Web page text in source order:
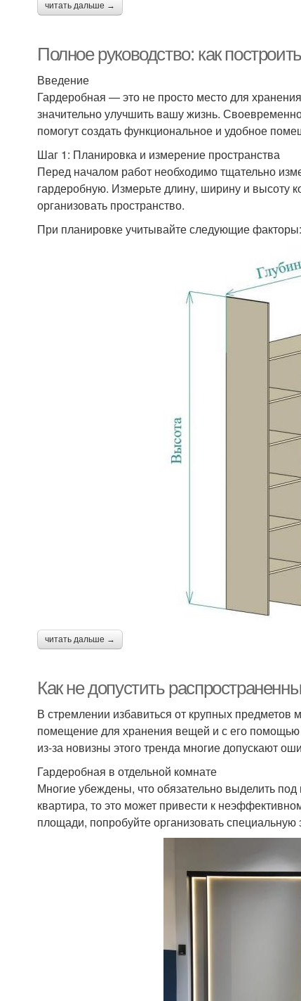
читать дальше →
Полное руководство: как
Введение
Гардеробная — это не просто место для
значительно улучшить вашу жизнь.
помогут создать функциональное и удобное
Шаг 1: Планировка и измерение пространства
Перед началом работ необходимо тщательно
гардеробную. Измерьте длину, ширину и высоту
организовать пространство.
При планировке учитывайте следующие факторы:
читать дальше →
Как не допустить
В стремлении избавиться от крупных предметов
помещение для хранения вещей и с его
из-за новизны этого тренда многие допускают
Гардеробная в отдельной комнате
Многие убеждены, что обязательно выделить
квартира, то это может привести к
площади, попробуйте организовать